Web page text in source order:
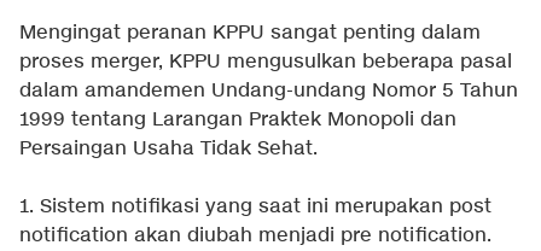
Mengingat peranan KPPU sangat penting dalam
proses merger, KPPU mengusulkan beberapa pasal
dalam amandemen Undang-undang Nomor 5 Tahun
1999 tentang Larangan Praktek Monopoli dan
Persaingan Usaha Tidak Sehat.
1. Sistem notifikasi yang saat ini merupakan post
notification akan diubah menjadi pre notification.